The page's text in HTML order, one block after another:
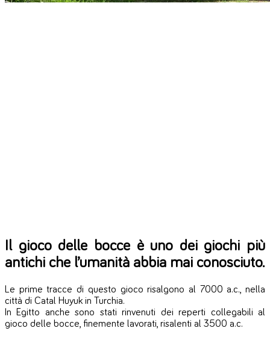
Il gioco delle bocce è uno dei giochi più
antichi che l’umanità abbia mai conosciuto.
Le prime tracce di questo gioco risalgono al 7000 a.c., nella
città di Catal Huyuk in Turchia.
In Egitto anche sono stati rinvenuti dei reperti collegabili al
gioco delle bocce, finemente lavorati, risalenti al 3500 a.c.